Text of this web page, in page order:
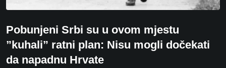
Pobunjeni Srbi su u ovom mjestu
”kuhali” ratni plan: Nisu mogli dočekati
da napadnu Hrvate